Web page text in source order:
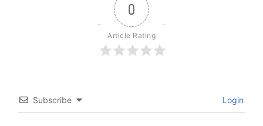
0
Article Rating
Subscribe Login